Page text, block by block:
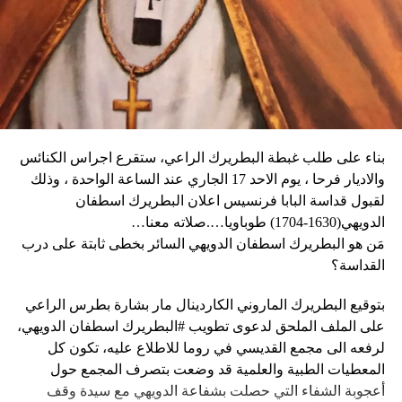
كثيراً».
وكان شي قد كرّر الإثنين رغبته في العمل بهدف التوصل إلى حلّ
سياسي للحرب في أوكرانيا. وأيّد «هدنة أولمبية» دعا إليها
ماكرون لمناسبة أولمبياد باريس هذا الصيف.
نداء الوطن
وأغلقت المدارس والعديد من الشركات في العاصمة أبوابها يوم
الثلاثاء، كما أبلغ عن أعمال نهب في بعض الأحياء.
وقال دارين: “المواطنون في حالة رعب، على الرغم من أن
زعيم العصابة جيمي شيريزير دعا المواطنين إلى عدم الخوف
عندما رأوا عصابته تحمل أسلحة، وقال إنهم يريدون فقط الإطاحة
وحاولت مجموعة من أفراد العصابات المدججين بالسلاح، يوم
الإثنين، السيطرة على مطار توسان لوفرتور الدولي، الأكبر في
البلاد، وتبادلوا إطلاق النار مع الشرطة والجنود، مما أدى إلى
إلغاء جميع الرحلات الداخلية والدولية.
ألف شخص من منازلهم منذ عطلة نهاية الأسبوع بسبب أعمال
العنف.
بناء على طلب غبطة البطريرك الراعي، ستقرع اجراس الكنائس
والاديار فرحا ، يوم الاحد 17 الجاري عند الساعة الواحدة ، وذلك
لقبول قداسة البابا فرنسيس اعلان البطريرك اسطفان
الدويهي(1630-1704) طوباويا….صلاته معنا…
مَن هو البطريرك اسطفان الدويهي السائر بخطى ثابتة على درب
القداسة؟
بتوقيع البطريرك الماروني الكاردينال مار بشارة بطرس الراعي
على الملف الملحق لدعوى تطويب #البطريرك اسطفان الدويهي،
لرفعه الى مجمع القديسي في روما للاطلاع عليه، تكون كل
المعطيات الطبية والعلمية قد وضعت بتصرف المجمع حول
أعجوبة الشفاء التي حصلت بشفاعة الدويهي مع سيدة وقف